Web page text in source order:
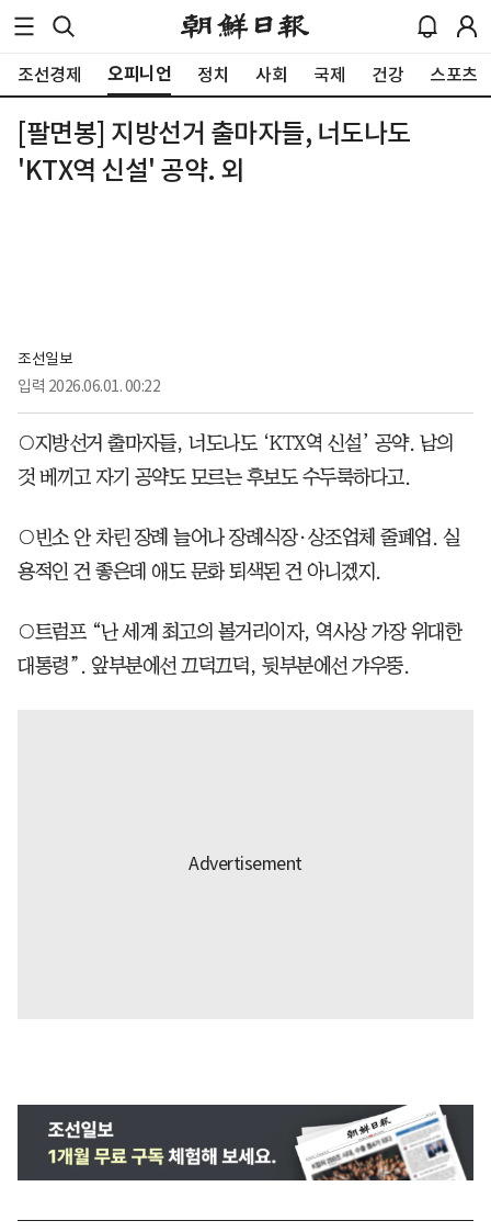
조선경제 오피니언 정치 사회 국제 건강 스포츠
[팔면봉] 지방선거 출마자들, 너도나도
'KTX역 신설' 공약. 외
조선일보
입력 2026.06.01. 00:22
○지방선거 출마자들, 너도나도 ‘KTX역 신설’ 공약. 남의
것 베끼고 자기 공약도 모르는 후보도 수두룩하다고.
○빈소 안 차린 장례 늘어나 장례식장·상조업체 줄폐업. 실
용적인 건 좋은데 애도 문화 퇴색된 건 아니겠지.
○트럼프 “난 세계 최고의 볼거리이자, 역사상 가장 위대한
대통령”. 앞부분에선 끄덕끄덕, 뒷부분에선 갸우뚱.